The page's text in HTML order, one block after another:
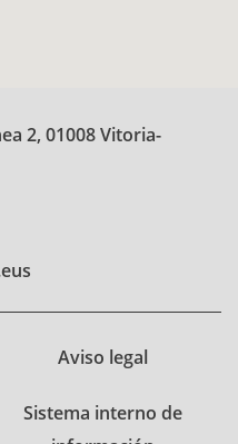
2, 01008 Vitoria-
Aviso legal
Sistema interno de